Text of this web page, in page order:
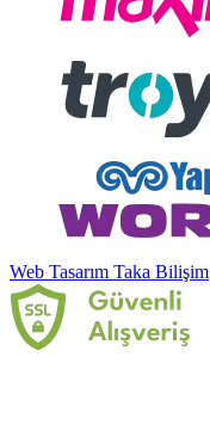
Web Tasarım Taka Bilişim